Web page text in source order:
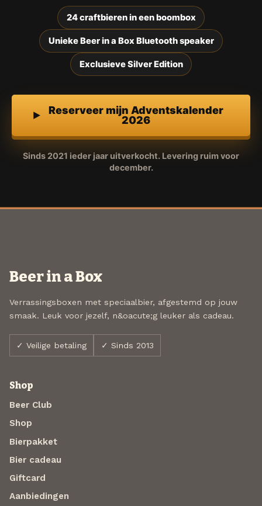
24 craftbieren in een boombox
Unieke Beer in a Box Bluetooth speaker
Exclusieve Silver Edition
Reserveer mijn Adventskalender
2026
Sinds 2021 ieder jaar uitverkocht. Levering ruim voor
december.
Beer in a Box
Verrassingsboxen met speciaalbier, afgestemd op jouw
smaak. Leuk voor jezelf, n&oacute;g leuker als cadeau.
✓ Veilige betaling ✓ Sinds 2013
Shop
Beer Club
Shop
Bierpakket
Bier cadeau
Giftcard
Aanbiedingen